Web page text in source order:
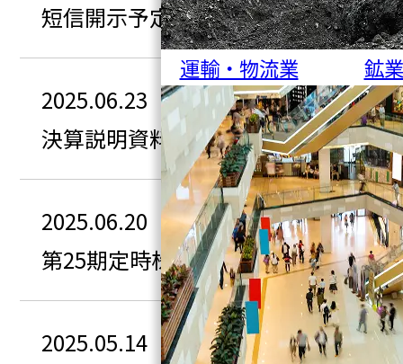
運輸・物流業 鉱業
短信開示予定
2025.06.23
決算説明資料開示予定
2025.06.20
第25期定時株主総会予定
2025.05.14